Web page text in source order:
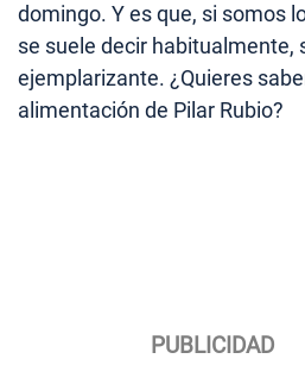
domingo. Y es que, si somos
se suele decir habitualmente,
ejemplarizante. ¿Quieres
alimentación de Pilar Rubio?